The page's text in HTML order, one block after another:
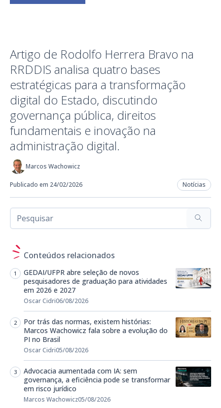
Artigo de Rodolfo Herrera Bravo na
RRDDIS analisa quatro bases
estratégicas para a transformação
digital do Estado, discutindo
governança pública, direitos
fundamentais e inovação na
administração digital.
Marcos Wachowicz
Publicado em 24/02/2026 Notícias
Conteúdos relacionados
GEDAI/UFPR abre seleção de novos
pesquisadores de graduação para atividades
em 2026 e 2027
Oscar Cidri06/08/2026
Por trás das normas, existem histórias:
Marcos Wachowicz fala sobre a evolução do
PI no Brasil
Oscar Cidri05/08/2026
Advocacia aumentada com IA: sem
governança, a eficiência pode se transformar
em risco jurídico
Marcos Wachowicz05/08/2026